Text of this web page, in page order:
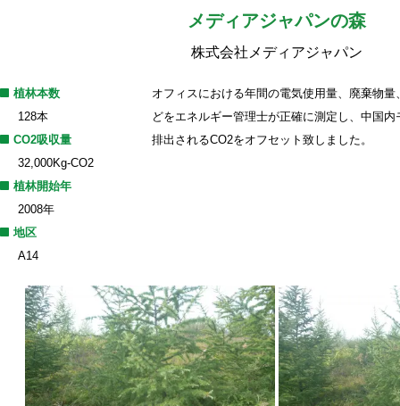
メディアジャパンの森
株式会社メディアジャパン
植林本数
128本
CO2吸収量
32,000Kg-CO2
植林開始年
2008年
地区
A14
オフィスにおける年間の電気使用量、廃棄物
どをエネルギー管理士が正確に測定し、中国
排出されるCO2をオフセット致しました。